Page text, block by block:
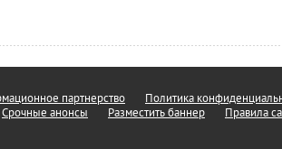
партнерство
Политика
Срочные анонсы Разместить баннер Правила